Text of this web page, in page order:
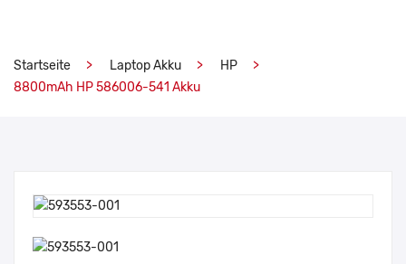
Startseite Laptop Akku
HP
8800mAh HP 586006-541 Akku